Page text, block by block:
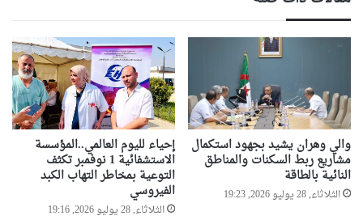
والي وهران يشيد بجهود استكمال
مشاريع ربط السكنات والمناطق
النائية بالطاقة
الثلاثاء, 28 يوليو 2026, 19:23
إحياء لليوم العالمي..المؤسسة
الاستشفائية 1 نوفمبر تكثف
التوعية بمخاطر التهاب الكبد
الفيروسي
الثلاثاء, 28 يوليو 2026, 19:16